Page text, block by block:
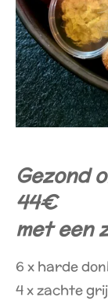
Gezond
44€
met een
6 x harde
4 x zachte